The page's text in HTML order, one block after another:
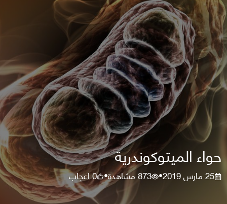
حواء الميتوكوندرية
25 مارس 2019 •
873مشاهدة•
0اعجاب